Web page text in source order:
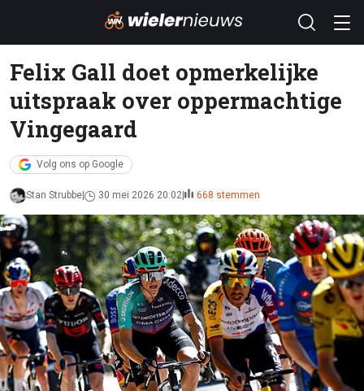
Felix Gall doet opmerkelijke
uitspraak over oppermachtige
Vingegaard
Volg ons op Google
Stan Strubbe 30 mei 2026 20:02 668 stemmen